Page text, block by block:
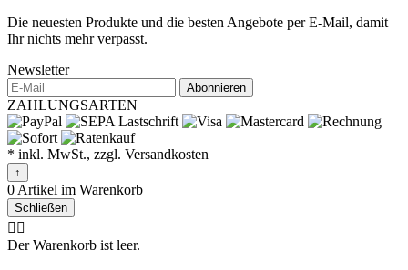
Die neuesten Produkte und die besten Angebote per E-Mail, damit
Ihr nichts mehr verpasst.
Newsletter
Abonnieren
ZAHLUNGSARTEN
* inkl. MwSt., zzgl. Versandkosten
↑
0 Artikel im Warenkorb
Schließen
🤷‍♂️
Der Warenkorb ist leer.